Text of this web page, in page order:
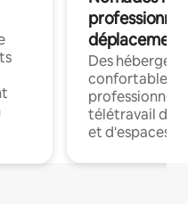
déplacement
Des
confortables
professionnels
télétravail
et d'espaces